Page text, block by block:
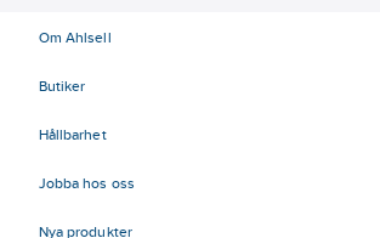
Om Ahlsell
Butiker
Hållbarhet
Jobba hos oss
Nya produkter